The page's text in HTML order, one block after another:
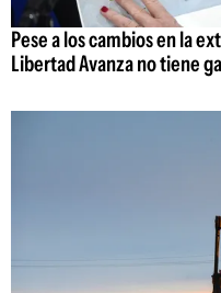
Pese a los cambios en la
Libertad Avanza no tiene